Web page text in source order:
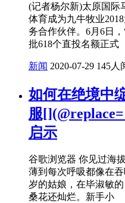
(记者杨尔新)太原国际
体育成为九牛牧业
务合作伙伴。6月6日
批618个直投名额正式
新闻 2020-07-29 145人
如何在绝境中
服
启示
谷歌浏览器 你见过海
薄到每次呼吸都像在
岁的姑娘，在毕淑敏
桑花还灿烂。新手小